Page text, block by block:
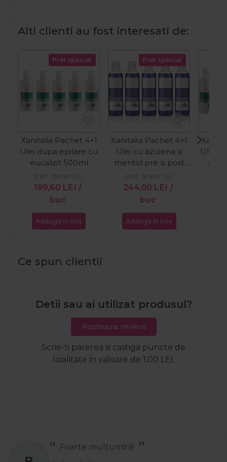
Alti clienti au fost interesati de:
Pret special
Xanitalia Pachet 4+1
Ulei dupa epilare cu
eucalipt 500ml
199,60 LEI /
buc
PRP: 290,80 LEI
Adauga in cos
Pret special
Xanitalia Pachet 4+1
Ulei cu azulena si
mentol pre si post
epilare 250ml
244,00 LEI /
buc
PRP: 305,00 LEI
Adauga in cos
Ulei
aloe
Ce spun clientii
Detii sau ai utilizat produsul?
Posteaza review
Scrie-ti parerea si castiga puncte de
loialitate in valoare de 1,00 LEI.
Recomand